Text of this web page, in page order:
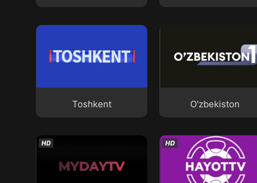
Toshkent O'zbekiston